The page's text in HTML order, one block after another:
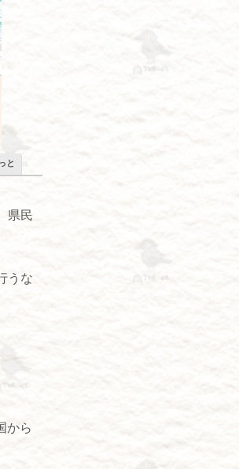
と
県民
うな
から